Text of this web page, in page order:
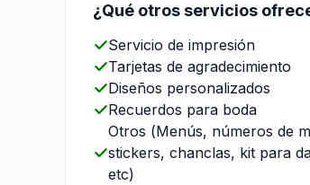
¿Qué otros servicios
Servicio de impresión
Tarjetas de agradecimiento
Diseños personalizados
Recuerdos para boda
Otros (Menús, números de
stickers, chanclas, kit para
etc)